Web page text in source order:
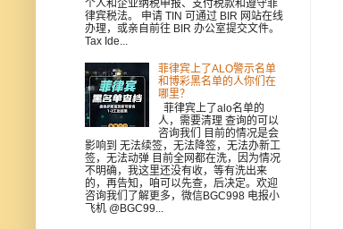
个人和企业纳税申报、支付税款和遵守菲
律宾税法。 申请 TIN 可通过 BIR 网站在线
办理，或亲自前往 BIR 办公室提交文件。
Tax Ide...
菲律宾上了ALO警示名单
和博彩黑名单的人你们在
哪里？
菲律宾上了alo名单的
人，需要清理 查询的可以
咨询我们 目前的情况是会
影响到 无法续签，无法降签，无法办新工
签，无法动弹 目前全网都在洗，因为情况
不明确，我这里还没有收，等有洗出来
的，再告知，咱可以先查，后决定。欢迎
咨询我们了解更多，微信BGC998 电报小
飞机 @BGC99...